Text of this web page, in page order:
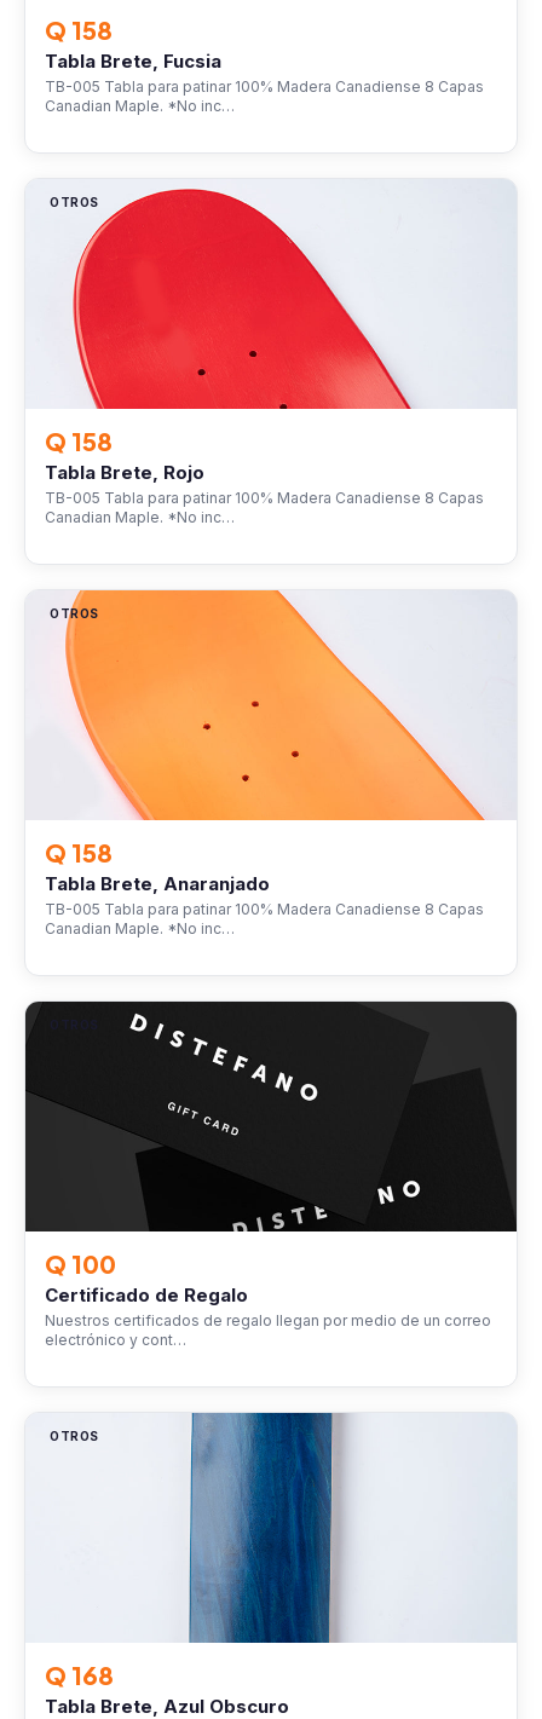
Q 158
Tabla Brete, Fucsia
TB-005 Tabla para patinar 100% Madera Canadiense 8 Capas
Canadian Maple. *No inc…
OTROS
Q 158
Tabla Brete, Rojo
TB-005 Tabla para patinar 100% Madera Canadiense 8 Capas
Canadian Maple. *No inc…
OTROS
Q 158
Tabla Brete, Anaranjado
TB-005 Tabla para patinar 100% Madera Canadiense 8 Capas
Canadian Maple. *No inc…
OTROS
Q 100
Certificado de Regalo
Nuestros certificados de regalo llegan por medio de un correo
electrónico y cont…
OTROS
Q 168
Tabla Brete, Azul Obscuro